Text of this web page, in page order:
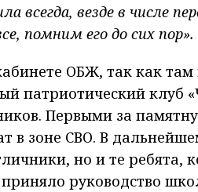
всегда, везде в числе
помним его до сих пор».
ОБЖ, так как
патриотический клуб
Первыми за
в зоне СВО. В
но и те
руководство